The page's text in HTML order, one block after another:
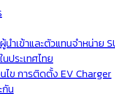
นำเข้าและตัวแทนจำหน่าย
ประเทศไทย
ไข การติดตั้ง EV Charger
กัน